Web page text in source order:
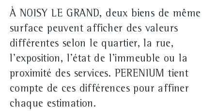
À NOISY LE GRAND, deux biens de même
surface peuvent afficher des valeurs
différentes selon le quartier, la rue,
l'exposition, l'état de l'immeuble ou la
proximité des services. PERENIUM tient
compte de ces différences pour affiner
chaque estimation.